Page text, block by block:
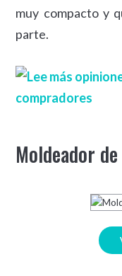
muy compacto y
parte.
compradores
Moldeador